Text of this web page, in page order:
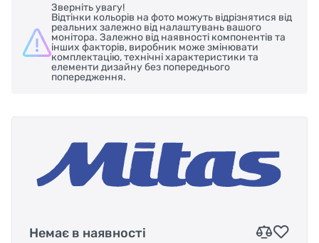
Зверніть увагу!
Відтінки кольорів на фото можуть відрізнятися від
реальних залежно від налаштувань вашого
монітора. Залежно від наявності компонентів та
інших факторів, виробник може змінювати
комплектацію, технічні характеристики та
елементи дизайну без попереднього
попередження.
Немає в наявності